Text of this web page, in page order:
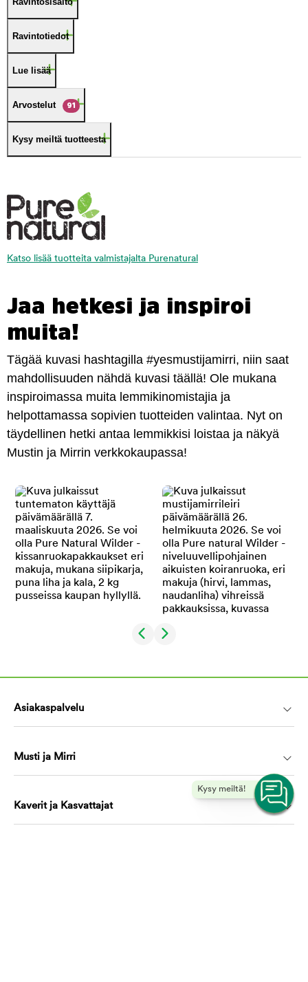
Ravintotiedot
Lue lisää
Arvostelut 91
Kysy meiltä tuotteesta
Katso lisää tuotteita valmistajalta Purenatural
Jaa hetkesi ja inspiroi
muita!
Tägää kuvasi hashtagilla #yesmustijamirri, niin saat
mahdollisuuden nähdä kuvasi täällä! Ole mukana
inspiroimassa muita lemmikinomistajia ja
helpottamassa sopivien tuotteiden valintaa. Nyt on
täydellinen hetki antaa lemmikkisi loistaa ja näkyä
Mustin ja Mirrin verkkokaupassa!
Kysy meiltä!
Asiakaspalvelu
Musti ja Mirri
Kaverit ja Kasvattajat